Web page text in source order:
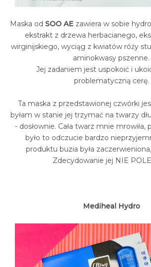
Maska od SOO AE zawiera w sobie
ekstrakt z drzewa herbacianego,
wirginijskiego, wyciąg z kwiatów róży
aminokwasy pszenne.
Jej zadaniem jest uspokoić i
problematyczną cerę.
Ta maska z przedstawionej czwórki
byłam w stanie jej trzymać na twarzy
- dosłownie. Cała twarz mnie mrowiła,
było to odczucie bardzo
produktu buzia była
Zdecydowanie jej NIE
Mediheal Hydro